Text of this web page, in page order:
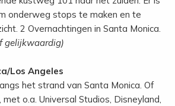
onderweg stops te maken en te
2 Overnachtingen in Santa Monica.
gelijkwaardig)
Los Angeles
het strand van Santa Monica. Of
o.a. Universal Studios, Disneyland,